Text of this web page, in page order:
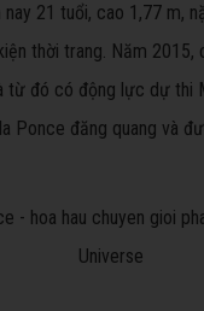
21 tuổi, cao 1,77 m,
thời trang. Năm
từ đó có động lực dự thi
Ponce đăng quang và